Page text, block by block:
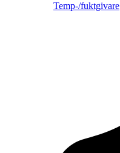
Temp-/fuktgivare